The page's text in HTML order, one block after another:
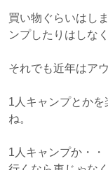
買い物ぐらいはし
ンプしたりはしな
それでも近年はア
1人キャンプとか
ね。
1人キャンプか・・